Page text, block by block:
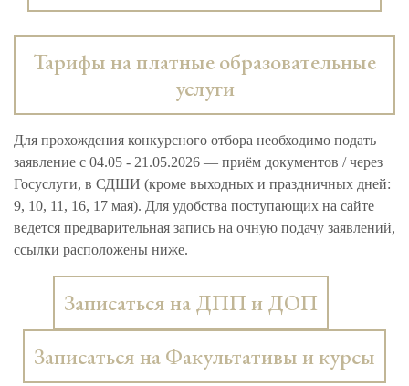
Тарифы на платные образовательные
услуги
Для прохождения конкурсного отбора необходимо подать
заявление с 04.05 - 21.05.2026 — приём документов / через
Госуслуги, в СДШИ (кроме выходных и праздничных дней:
9, 10, 11, 16, 17 мая). Для удобства поступающих на сайте
ведется предварительная запись на очную подачу заявлений,
ссылки расположены ниже.
Записаться на ДПП и ДОП
Записаться на Факультативы и курсы